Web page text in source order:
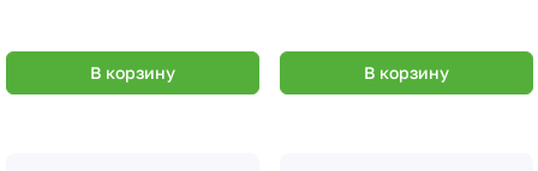
В корзину В корзину